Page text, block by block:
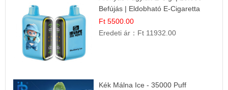
Befújás | Eldobható E-Cigaretta
Ft 5500.00
Eredeti ár： Ft 11932.00
Kék Málna Ice - 35000 Puff